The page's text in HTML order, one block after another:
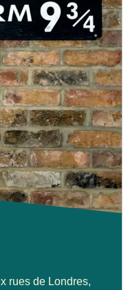
rues de Londres,